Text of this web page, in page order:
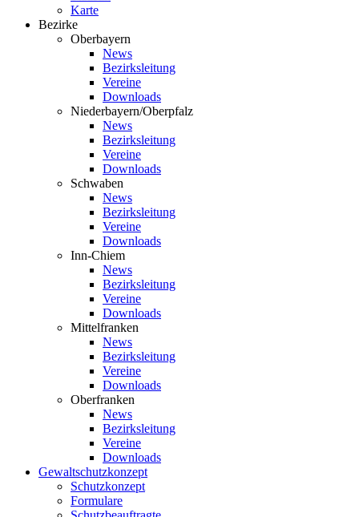
Karte
Bezirke
Oberbayern
News
Bezirksleitung
Vereine
Downloads
Niederbayern/Oberpfalz
News
Bezirksleitung
Vereine
Downloads
Schwaben
News
Bezirksleitung
Vereine
Downloads
Inn-Chiem
News
Bezirksleitung
Vereine
Downloads
Mittelfranken
News
Bezirksleitung
Vereine
Downloads
Oberfranken
News
Bezirksleitung
Vereine
Downloads
Gewaltschutzkonzept
Schutzkonzept
Formulare